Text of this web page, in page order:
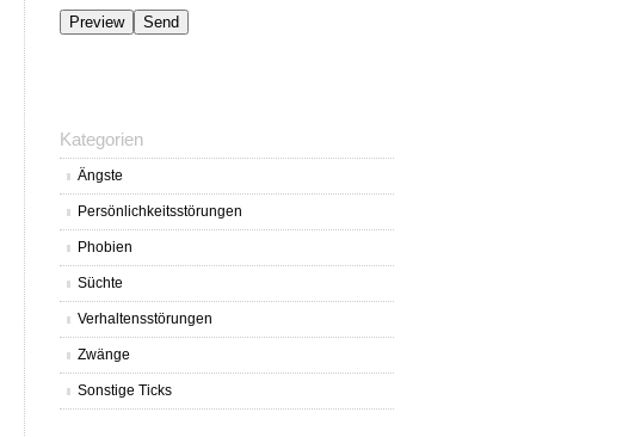
Kategorien
Ängste
Persönlichkeitsstörungen
Phobien
Süchte
Verhaltensstörungen
Zwänge
Sonstige Ticks